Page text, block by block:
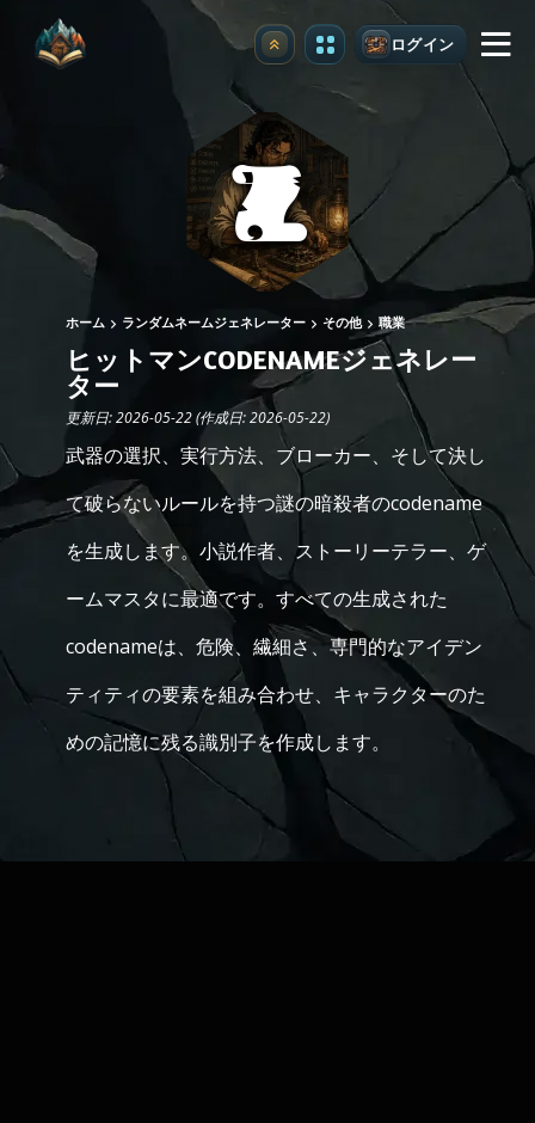
アップグレード ログイン
ホーム ランダムネームジェネレーター その他 職業
ヒットマンCODENAMEジェネレー
ター
更新日: 2026-05-22 (作成日: 2026-05-22)
武器の選択、実行方法、ブローカー、そして決し
て破らないルールを持つ謎の暗殺者のcodename
を生成します。小説作者、ストーリーテラー、ゲ
ームマスタに最適です。すべての生成された
codenameは、危険、繊細さ、専門的なアイデン
ティティの要素を組み合わせ、キャラクターのた
めの記憶に残る識別子を作成します。